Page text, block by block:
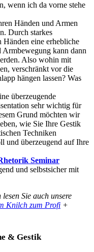
wenn ich da vorne stehe
Händen und Armen
Durch starkes
Händen eine erhebliche
Armbewegung kann dann
Also wohin mit
verschränkt vor die
hängen lassen? Was
überzeugende
sehr wichtig für
Grund möchten wir
wie Sie Ihre Gestik
Techniken
und überzeugend auf Ihre
Seminar
und selbstsicher mit
Sie auch unsere
Knilch zum Profi +
& Gestik